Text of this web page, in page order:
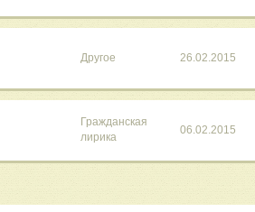
Другое 26.02.2015
Гражданская
лирика
06.02.2015